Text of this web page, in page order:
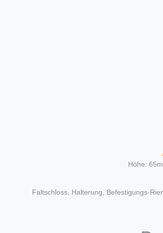
Höhe:
Faltschloss, Halterung, Befestigungs-